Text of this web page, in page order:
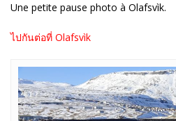
Une petite pause photo à Olafsvìk.
ไปกันต่อที่ Olafsvìk